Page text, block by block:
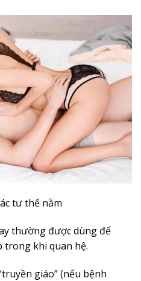
tư thế nằm
thường được dùng để
trong khi quan hệ.
giáo” (nếu bệnh